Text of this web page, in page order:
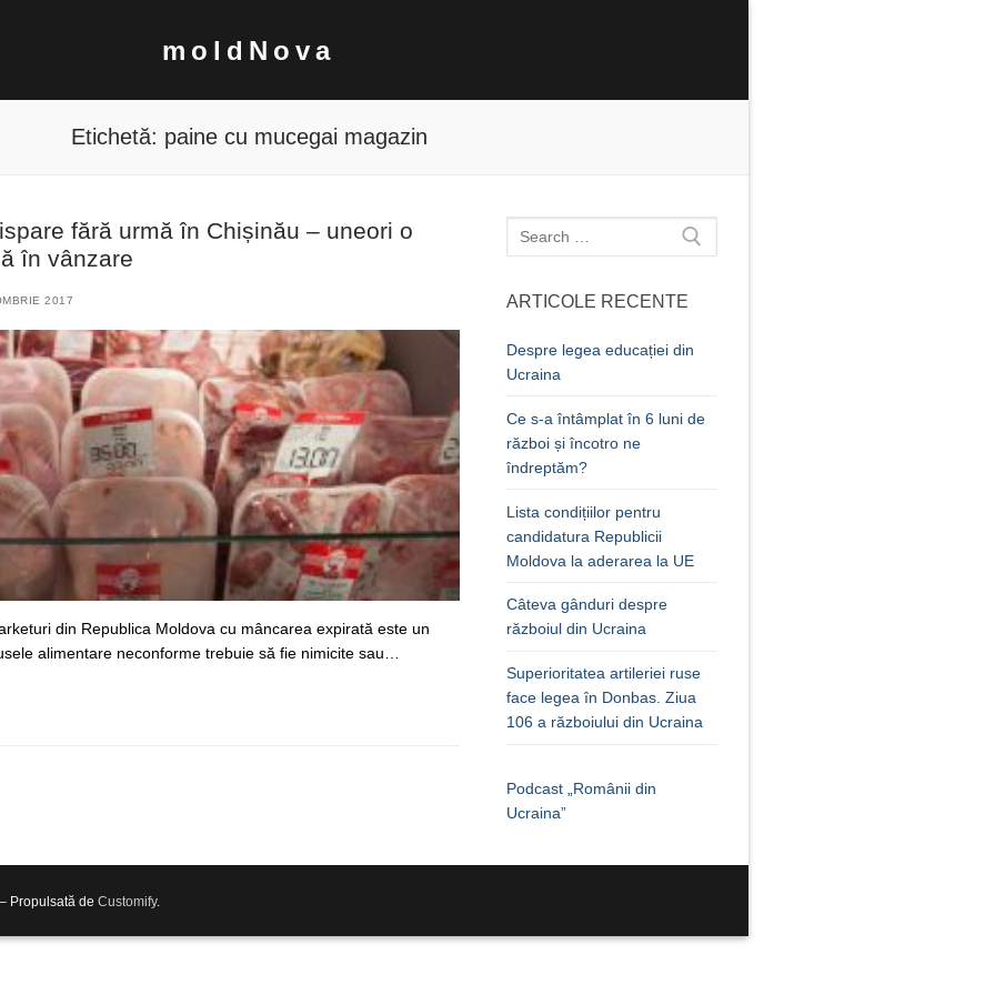
moldNova
Etichetă: paine cu mucegai magazin
fără urmă în Chișinău – uneori o
în vânzare
2017
din Republica Moldova cu mâncarea expirată este un
alimentare neconforme trebuie să fie nimicite sau…
Caută
după:
ARTICOLE RECENTE
Despre legea educației din
Ucraina
Ce s-a întâmplat în 6 luni de
război și încotro ne
îndreptăm?
Lista condițiilor pentru
candidatura Republicii
Moldova la aderarea la UE
Câteva gânduri despre
războiul din Ucraina
Superioritatea artileriei ruse
face legea în Donbas. Ziua
106 a războiului din Ucraina
Podcast „Românii din
Ucraina”
Propulsată de Customify.